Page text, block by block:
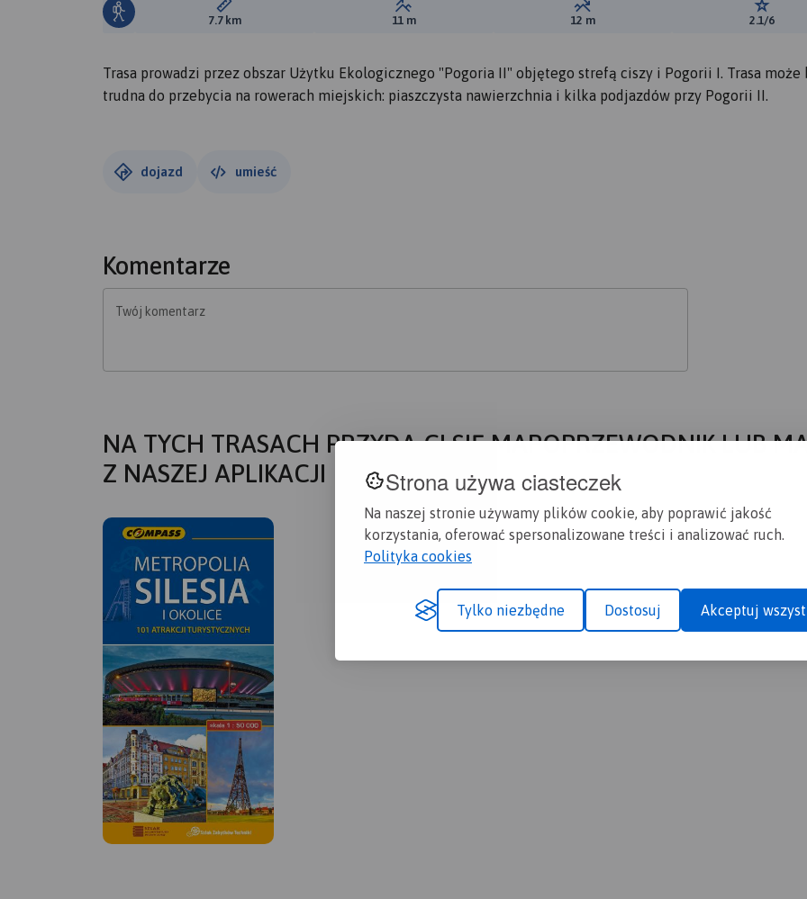
Strona używa ciasteczek
Na naszej stronie używamy plików cookie, aby poprawić jakość
korzystania, oferować spersonalizowane treści i analizować ruch.
Polityka cookies
Tylko niezbędne Dostosuj Akceptuj
Długość trasy:
7.7 km Suma przewyższeń:
11 m Suma spadków:
12 m Ocena
2.1/6
Trasa prowadzi przez obszar Użytku Ekologicznego "Pogoria II" objętego strefą ciszy i Pogorii I. Trasa może
trudna do przebycia na rowerach miejskich: piaszczysta nawierzchnia i kilka podjazdów przy Pogorii II.
dojazd umieść
Komentarze
Twój komentarz
NA TYCH TRASACH PRZYDA CI SIĘ MAPOPRZEWODNIK LUB
Z NASZEJ APLIKACJI